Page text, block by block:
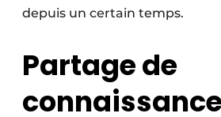
depuis un certain temps.
Partage de